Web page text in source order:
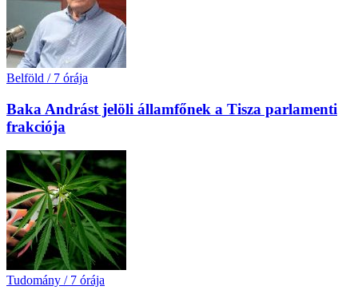
Belföld / 7 órája
Baka Andrást jelöli államfőnek a Tisza parlamenti
frakciója
Tudomány / 7 órája